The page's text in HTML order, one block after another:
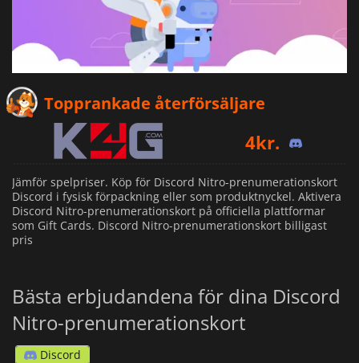
Topprankade återförsäljare
4kr.
4kr.
5kr.
Jämför spelpriser. Köp för Discord Nitro-prenumerationskort
Discord i fysisk förpackning eller som produktnyckel. Aktivera
Discord Nitro-prenumerationskort på officiella plattformar
som Gift Cards. Discord Nitro-prenumerationskort billigast
pris
Bästa erbjudandena för dina Discord
Nitro-prenumerationskort
Discord